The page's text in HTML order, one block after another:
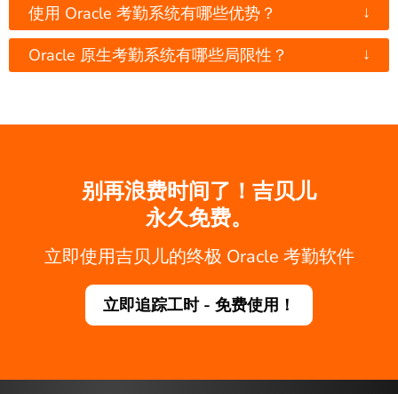
使用 Oracle 考勤系统有哪些优势？ ↓
Oracle 原生考勤系统有哪些局限性？ ↓
别再浪费时间了！吉贝儿
永久免费。
立即使用吉贝儿的终极 Oracle 考勤软件
立即追踪工时 - 免费使用！